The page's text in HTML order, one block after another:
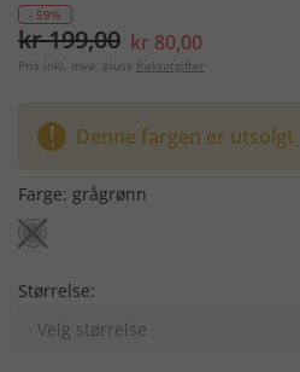
- 59%
kr 199,00 kr 80,00
Pris inkl. mva. pluss fraktutgifter
Denne fargen er utsolgt
Farge: grågrønn
Størrelse:
Velg størrelse